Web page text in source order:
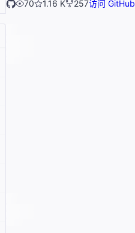
70
1.16 K 257访问 GitHub